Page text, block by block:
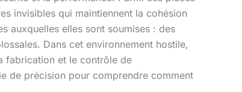
invisibles qui maintiennent la cohésion
auxquelles elles sont soumises : des
Dans cet environnement hostile,
fabrication et le contrôle de
de précision pour comprendre comment